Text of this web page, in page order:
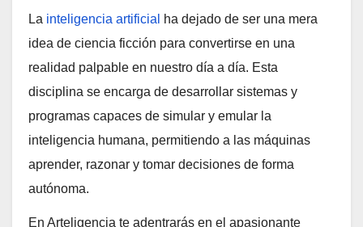
La inteligencia artificial
ha dejado de ser una mera
idea de ciencia ficción para convertirse en una
realidad palpable en nuestro día a día. Esta
disciplina se encarga de desarrollar sistemas y
programas capaces de simular y emular la
inteligencia humana, permitiendo a las máquinas
aprender, razonar y tomar decisiones de forma
autónoma.
En Arteligencia te adentrarás en el apasionante